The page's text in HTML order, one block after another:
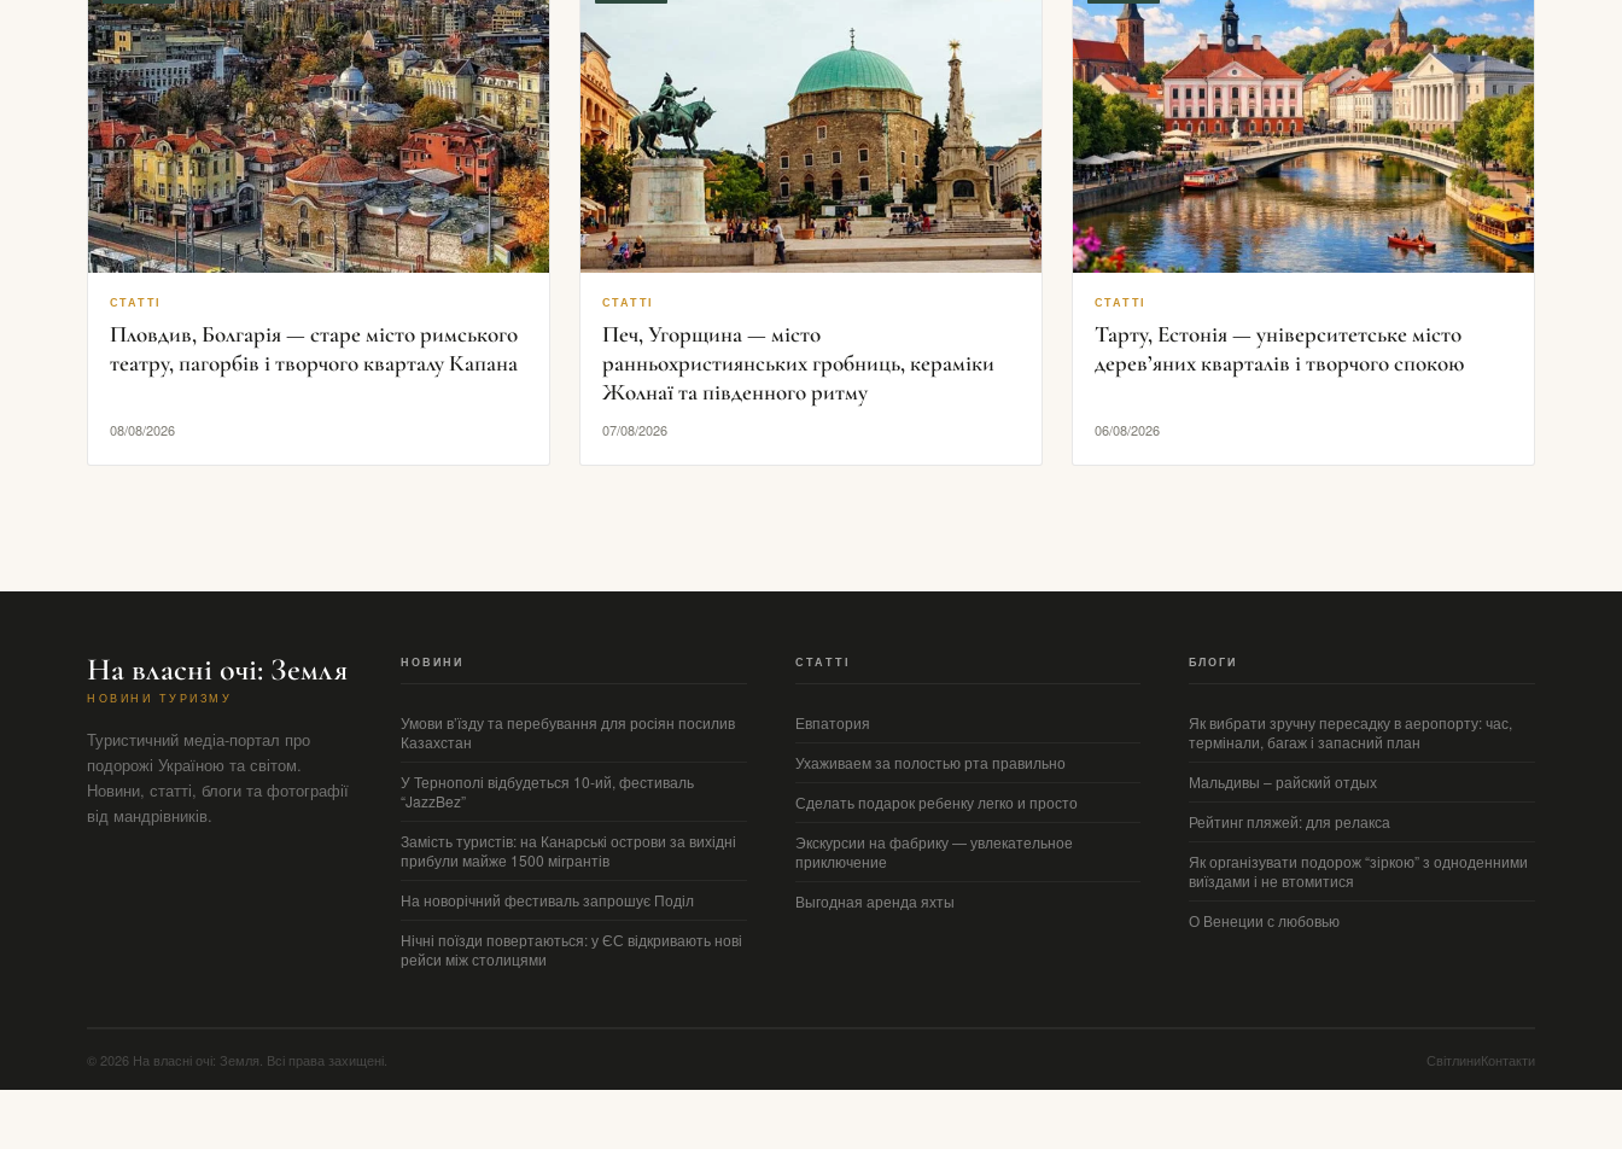
СТАТТІ
Пловдив, Болгарія — старе місто римського
театру, пагорбів і творчого кварталу Капана
08/08/2026
СТАТТІ
Печ, Угорщина — місто
ранньохристиянських гробниць, кераміки
Жолнаї та південного ритму
07/08/2026
СТАТТІ
Тарту, Естонія — університетське місто
дерев’яних кварталів і творчого спокою
06/08/2026
На власні очі: Земля
НОВИНИ ТУРИЗМУ
Туристичний медіа-портал про
подорожі Україною та світом.
Новини, статті, блоги та фотографії
від мандрівників.
НОВИНИ
Умови в’їзду та перебування для росіян посилив
Казахстан
У Тернополі відбудеться 10-ий, фестиваль
“JazzBez”
Замість туристів: на Канарські острови за вихідні
прибули майже 1500 мігрантів
На новорічний фестиваль запрошує Поділ
Нічні поїзди повертаються: у ЄС відкривають нові
рейси між столицями
СТАТТІ
Евпатория
Ухаживаем за полостью рта правильно
Сделать подарок ребенку легко и просто
Экскурсии на фабрику — увлекательное
приключение
Выгодная аренда яхты
БЛОГИ
Як вибрати зручну пересадку в аеропорту: час,
термінали, багаж і запасний план
Мальдивы – райский отдых
Рейтинг пляжей: для релакса
Як організувати подорож “зіркою” з одноденними
виїздами і не втомитися
О Венеции с любовью
© 2026 На власні очі: Земля. Всі права захищені. СвітлиниКонтакти